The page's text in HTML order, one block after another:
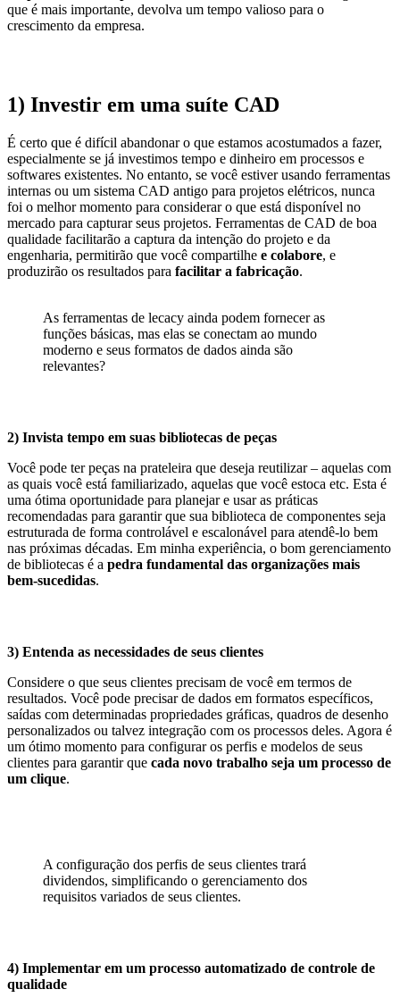
que é mais importante, devolva um tempo valioso para o
crescimento da empresa.
1) Investir em uma suíte CAD
É certo que é difícil abandonar o que estamos acostumados a fazer,
especialmente se já investimos tempo e dinheiro em processos e
softwares existentes. No entanto, se você estiver usando ferramentas
internas ou um sistema CAD antigo para projetos elétricos, nunca
foi o melhor momento para considerar o que está disponível no
mercado para capturar seus projetos. Ferramentas de CAD de boa
qualidade facilitarão a captura da intenção do projeto e da
engenharia, permitirão que você compartilhe e colabore, e
produzirão os resultados para facilitar a fabricação.
As ferramentas de lecacy ainda podem fornecer as
funções básicas, mas elas se conectam ao mundo
moderno e seus formatos de dados ainda são
relevantes?
2) Invista tempo em suas bibliotecas de peças
Você pode ter peças na prateleira que deseja reutilizar – aquelas com
as quais você está familiarizado, aquelas que você estoca etc. Esta é
uma ótima oportunidade para planejar e usar as práticas
recomendadas para garantir que sua biblioteca de componentes seja
estruturada de forma controlável e escalonável para atendê-lo bem
nas próximas décadas. Em minha experiência, o bom gerenciamento
de bibliotecas é a pedra fundamental das organizações mais
bem-sucedidas.
3) Entenda as necessidades de seus clientes
Considere o que seus clientes precisam de você em termos de
resultados. Você pode precisar de dados em formatos específicos,
saídas com determinadas propriedades gráficas, quadros de desenho
personalizados ou talvez integração com os processos deles. Agora é
um ótimo momento para configurar os perfis e modelos de seus
clientes para garantir que cada novo trabalho seja um processo de
um clique.
A configuração dos perfis de seus clientes trará
dividendos, simplificando o gerenciamento dos
requisitos variados de seus clientes.
4) Implementar em um processo automatizado de controle de
qualidade